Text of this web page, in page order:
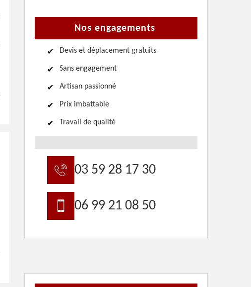
Nos engagements
Devis et déplacement gratuits
Sans engagement
Artisan passionné
Prix imbattable
Travail de qualité
03 59 28 17 30
06 99 21 08 50